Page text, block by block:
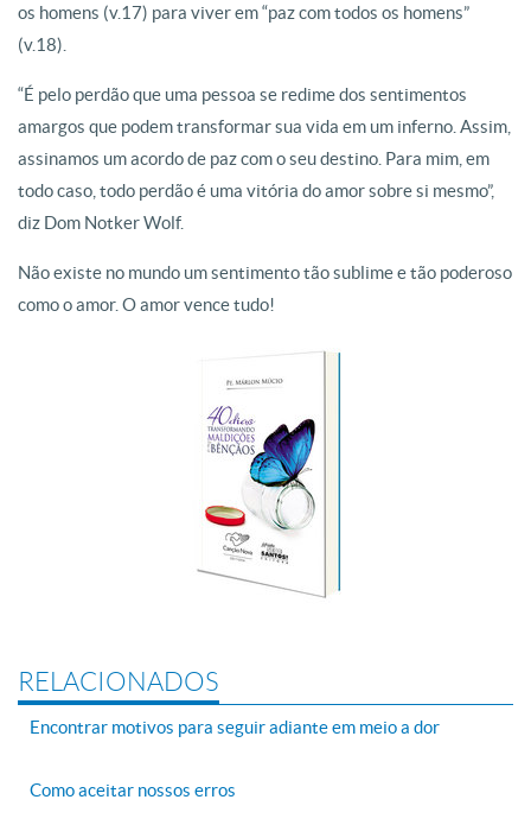
os homens (v.17) para viver em “paz com todos os homens”
(v.18).
“É pelo perdão que uma pessoa se redime dos sentimentos
amargos que podem transformar sua vida em um inferno. Assim,
assinamos um acordo de paz com o seu destino. Para mim, em
todo caso, todo perdão é uma vitória do amor sobre si mesmo”,
diz Dom Notker Wolf.
Não existe no mundo um sentimento tão sublime e tão poderoso
como o amor. O amor vence tudo!
RELACIONADOS
Encontrar motivos para seguir adiante em meio a dor
Como aceitar nossos erros